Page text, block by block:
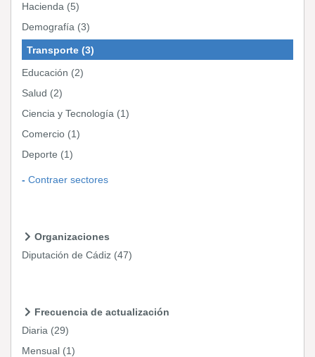
Hacienda (5)
Demografía (3)
Transporte (3)
Educación (2)
Salud (2)
Ciencia y Tecnología (1)
Comercio (1)
Deporte (1)
Contraer sectores
Organizaciones
Diputación de Cádiz (47)
Frecuencia de actualización
Diaria (29)
Mensual (1)